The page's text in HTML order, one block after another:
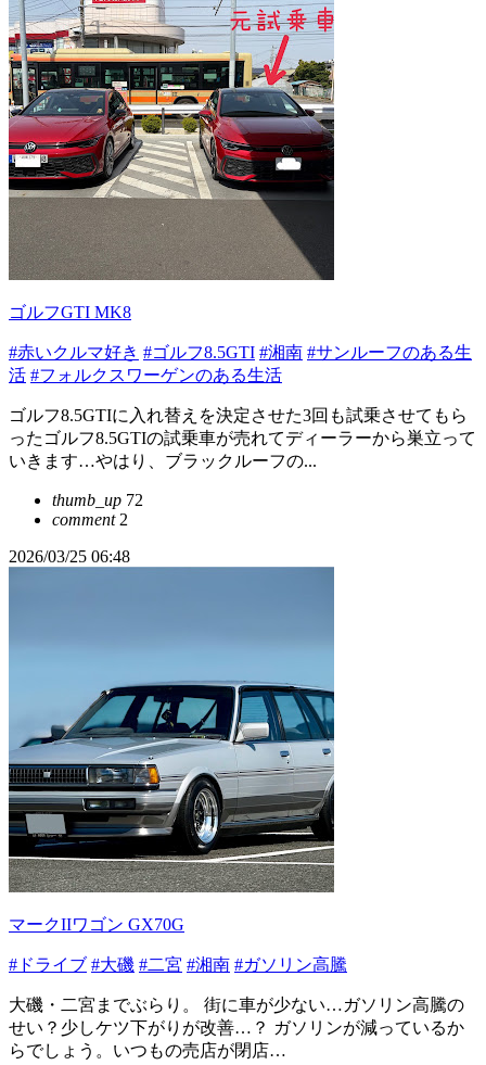
ゴルフGTI MK8
#赤いクルマ好き #ゴルフ8.5GTI #湘南 #サンルーフのある生
活 #フォルクスワーゲンのある生活
ゴルフ8.5GTIに入れ替えを決定させた3回も試乗させてもら
ったゴルフ8.5GTIの試乗車が売れてディーラーから巣立って
いきます…やはり、ブラックルーフの...
thumb_up 72
comment2
2026/03/25 06:48
マークIIワゴン GX70G
#ドライブ #大磯 #二宮 #湘南 #ガソリン高騰
大磯・二宮までぶらり。 街に車が少ない…ガソリン高騰の
せい？少しケツ下がりが改善…？ ガソリンが減っているか
らでしょう。いつもの売店が閉店…